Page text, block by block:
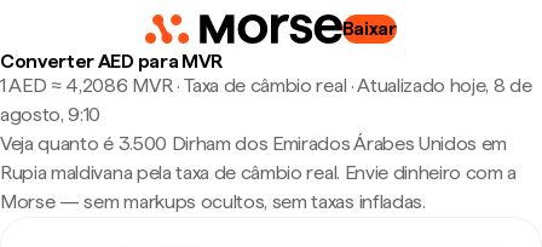
Baixar
Converter AED para MVR
1 AED ≈ 4,2086 MVR · Taxa de câmbio real ·Atualizado hoje, 8 de
agosto, 9:10
Veja quanto é 3.500 Dirham dos Emirados Árabes Unidos em
Rupia maldivana pela taxa de câmbio real. Envie dinheiro com a
Morse — sem markups ocultos, sem taxas infladas.